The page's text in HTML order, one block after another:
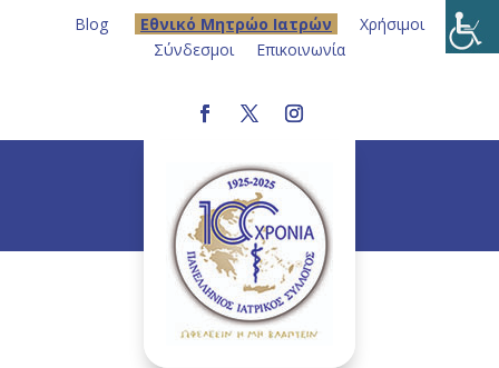
Blog Eθνικό Μητρώο Ιατρών
Χρήσιμοι
Σύνδεσμοι
Επικοινωνία